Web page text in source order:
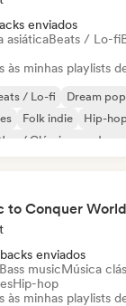
enviados
asiáticaBeats / Lo-fi
às minhas playlists
/ Lo-fi
Dream pop
Folk indie
Hip-
/ Clássico moderno
enviados
Bass musicMúsica
Hip-hop
às minhas playlists